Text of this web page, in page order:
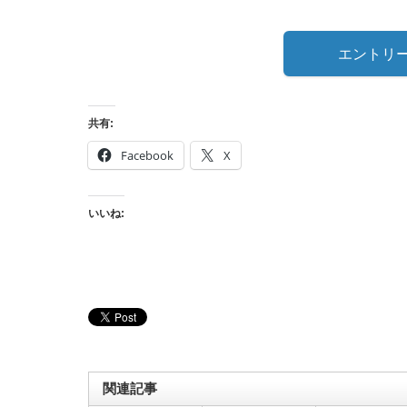
エントリ
共有:
Facebook X
いいね:
関連記事